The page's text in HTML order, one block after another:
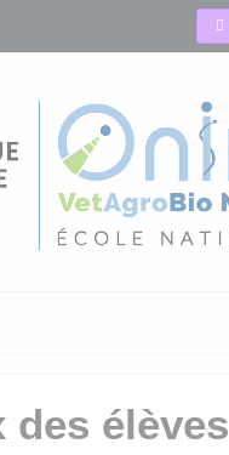
des élèves